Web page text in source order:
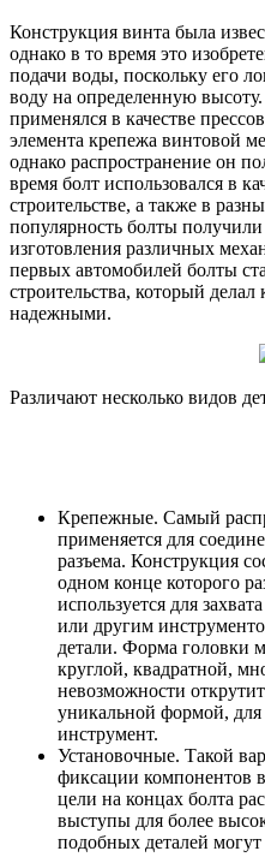
Конструкция винта была
однако в то время это
подачи воды, поскольку его
воду на определенную
применялся в качестве
элемента крепежа винтовой
однако распространение он
время болт использовался в
строительстве, а также в
популярность болты
изготовления различных
первых автомобилей болты
строительства, который
надежными.
Различают несколько видов
Крепежные. Самый
применяется для
разъема. Конструкция
одном конце которого
используется для
или другим
детали. Форма головки
круглой, квадратной,
невозможности
уникальной формой,
инструмент.
Установочные. Такой
фиксации компонентов
цели на концах болта
выступы для более
подобных деталей